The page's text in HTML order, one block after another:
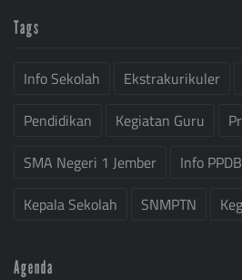
Tags
Info Sekolah Ekstrakurikuler
Pendidikan
Kegiatan Guru
SMA Negeri 1 Jember
Info PPDB
Kepala Sekolah
SNMPTN
Agenda